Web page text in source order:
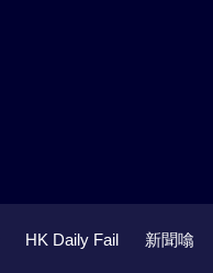
HK Daily Fail
新聞噏